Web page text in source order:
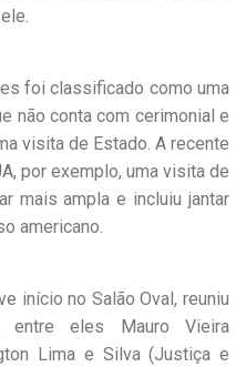
foi classificado como uma
não conta com cerimonial e
visita de Estado. A recente
por exemplo, uma visita de
mais ampla e incluiu jantar
americano.
início no Salão Oval, reuniu
entre eles Mauro Vieira
Lima e Silva (Justiça e